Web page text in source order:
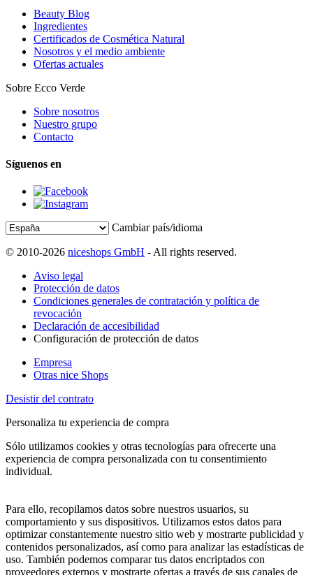
Beauty Blog
Ingredientes
Certificados de Cosmética Natural
Nosotros y el medio ambiente
Ofertas actuales
Sobre Ecco Verde
Sobre nosotros
Nuestro grupo
Contacto
Síguenos en
Cambiar país/idioma
© 2010-2026 niceshops GmbH - All rights reserved.
Aviso legal
Protección de datos
Condiciones generales de contratación y política de
revocación
Declaración de accesibilidad
Configuración de protección de datos
Empresa
Otras nice Shops
Desistir del contrato
Personaliza tu experiencia de compra
Sólo utilizamos cookies y otras tecnologías para ofrecerte una
experiencia de compra personalizada con tu consentimiento
individual.
Para ello, recopilamos datos sobre nuestros usuarios, su
comportamiento y sus dispositivos. Utilizamos estos datos para
optimizar constantemente nuestro sitio web y mostrarte publicidad y
contenidos personalizados, así como para analizar las estadísticas de
uso. También podemos comparar tus datos encriptados con
proveedores externos y mostrarte ofertas a través de sus canales de